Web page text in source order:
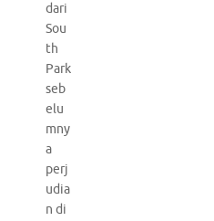
dari
Sou
th
Park
seb
elu
mny
a
perj
udia
n di